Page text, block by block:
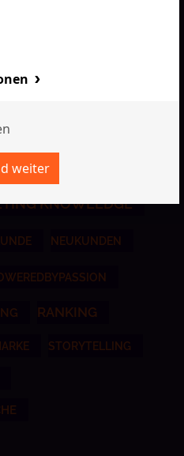
MARKENWORKSHOP
KNOWLEDGE
NEUKUNDEN
RANKING
STORYTELLING